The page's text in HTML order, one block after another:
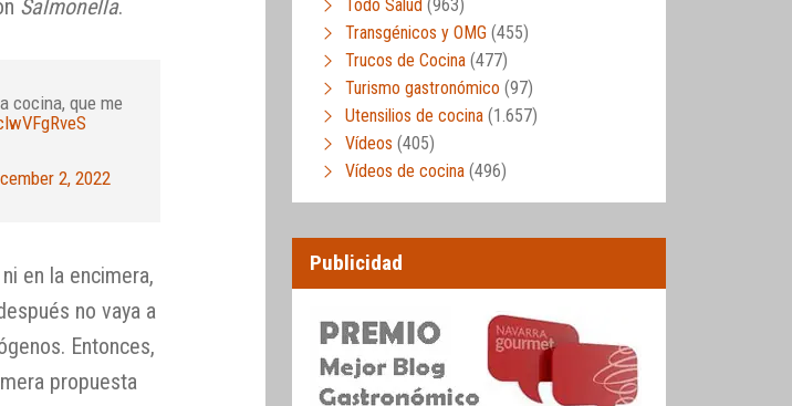
Salmonella.
cocina, que me
2, 2022
en la encimera,
no vaya a
Entonces,
propuesta
Todo Salud (963)
Transgénicos y OMG (455)
Trucos de Cocina (477)
Turismo gastronómico (97)
Utensilios de cocina (1.657)
Vídeos (405)
Vídeos de cocina (496)
Publicidad